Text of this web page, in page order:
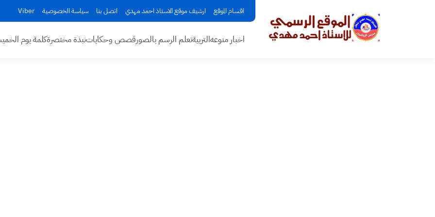
اقسام الموقع ارشيف موقع الاستاذ احمد مهدي اتصل بنا سياسة الخصوصية Viber
اخبار منوعهالتربيةتعلم الرسم بالصورقصص وحكاياتنبذة مختصرةكلمة يوم